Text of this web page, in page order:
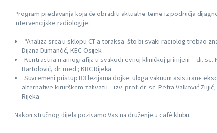
Program predavanja koja će obraditi aktualne teme iz područja
intervencijske radiologije:
“Analiza srca u sklopu CT-a toraksa- što bi svaki radiolog trebao
Dijana Dumančić, KBC Osijek
Kontrastna mamografija u svakodnevnoj kliničkoj primjeni – dr. sc.
Bartolović, dr. med.; KBC Rijeka
Suvremeni pristup B3 lezijama dojke: uloga vakuum asistirane
alternative kirurškom zahvatu – izv. prof. dr. sc. Petra Valković
Rijeka
Nakon stručnog dijela pozivamo Vas na druženje u café klubu.